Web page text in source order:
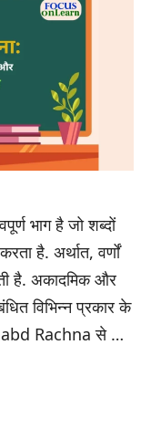
भाग है जो शब्दों
है. अर्थात, वर्णों
है. अकादमिक और
विभिन्न प्रकार के
Rachna से …